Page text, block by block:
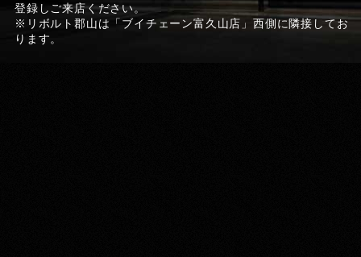
登録しご来店ください。
※リボルト郡山は「ブイチェーン富久山店」西側に隣接してお
ります。